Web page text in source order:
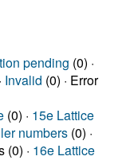
pending (0) ·
Invalid (0) · Error
(0) · 15e Lattice
numbers (0) ·
· 16e Lattice